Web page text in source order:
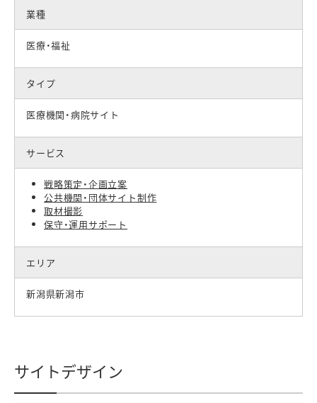
業種
医療・福祉
タイプ
医療機関・病院サイト
サービス
戦略策定・企画立案
公共機関・団体サイト制作
取材撮影
保守・運用サポート
エリア
新潟県新潟市
サイトデザイン